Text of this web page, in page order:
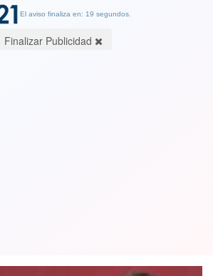
El aviso finaliza en: 19 segundos.
Finalizar Publicidad